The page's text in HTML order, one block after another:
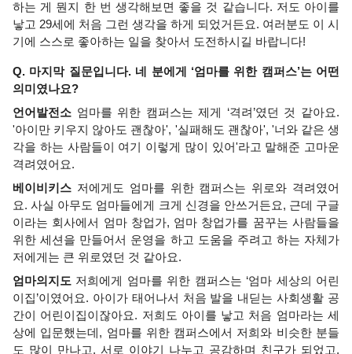
하는 게 뭔지 한 번 생각해보면 좋을 것 같습니다. 저도 아이를
낳고 29세에 처음 그런 생각을 하게 되었거든요. 여러분도 이 시
기에 스스로 좋아하는 일을 찾아서 도전하시길 바랍니다!
Q. 마지막 질문입니다. 네 분에게 ‘엄마를 위한 캠퍼스’는 어떤
의미였나요?
언어발전소 엄마를 위한 캠퍼스는 제게 ‘격려’였던 것 같아요.
'아이만 키우지 않아도 괜찮아', '실패해도 괜찮아', '너와 같은 생
각을 하는 사람들이 여기 이렇게 많이 있어'라고 말해준 고마운
격려였어요.
베이비키스 저에게도 엄마를 위한 캠퍼스는 위로와 격려였어
요. 사실 아무도 엄마들에게 크게 신경을 안쓰거든요, 근데 구글
이라는 회사에서 엄마 창업가, 엄마 창업가를 꿈꾸는 사람들을
위한 세션을 만들어서 운영을 하고 도움을 주려고 하는 자체가
저에게는 큰 위로였던 것 같아요.
엄마의지도 저희에게 엄마를 위한 캠퍼스는 ‘엄마 세상의 어린
이집’이였어요. 아이가 태어나서 처음 발을 내딛는 사회생활 공
간이 어린이집이잖아요. 저희도 아이를 낳고 처음 엄마라는 세
상에 입문했는데, 엄마를 위한 캠퍼스에서 저희와 비슷한 분들
도 많이 만나고, 서로 이야기 나누고 공감하며 친구가 되었고,